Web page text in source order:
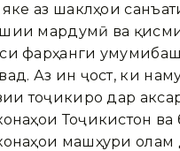
яке аз шаклҳои
мардумӣ ва
фарҳанги
Аз ин ҷост, ки
тоҷикиро дар
Тоҷикистон ва
машҳури олам